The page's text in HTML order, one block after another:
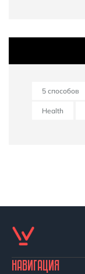
5 способов
Health
НАВИГАЦИЯ